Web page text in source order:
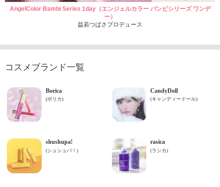
AngelColor Bambi Series 1day（エンジェルカラー バンビシリーズ ワンデ
ー）
益若つばさプロデュース
コスメブランド一覧